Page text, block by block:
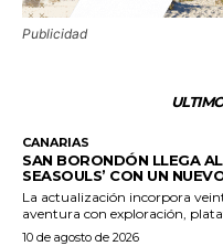
Publicidad
CANARIAS
SAN BORONDÓN LLEGA
SEASOULS’ CON UN
La actualización incorpora
aventura con exploración,
10 de agosto de 2026